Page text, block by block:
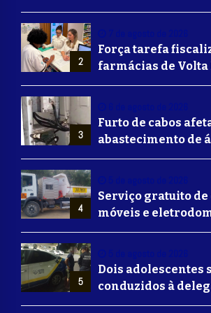
em Volta Redonda
2
Força tarefa
farmácias de Volta
alerta de
3
Furto de cabos
abastecimento de
bairros de Volta
4
Serviço gratuito de
móveis e
a ser oferecido em
5
Dois adolescentes
conduzidos à
suposta agressão